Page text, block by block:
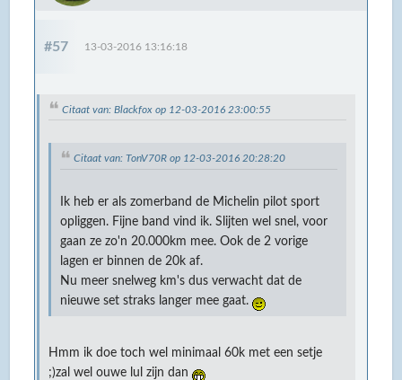
#57 13-03-2016 13:16:18
Citaat van: Blackfox op 12-03-2016 23:00:55
Citaat van: TonV70R op 12-03-2016 20:28:20
Ik heb er als zomerband de Michelin pilot sport
opliggen. Fijne band vind ik. Slijten wel snel, voor
gaan ze zo'n 20.000km mee. Ook de 2 vorige
lagen er binnen de 20k af.
Nu meer snelweg km's dus verwacht dat de
nieuwe set straks langer mee gaat.
Hmm ik doe toch wel minimaal 60k met een setje
;)zal wel ouwe lul zijn dan